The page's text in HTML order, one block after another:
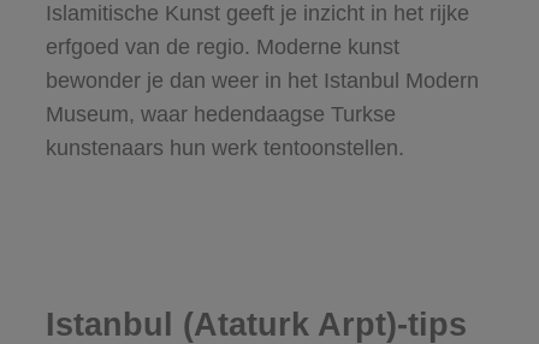
Islamitische Kunst geeft je inzicht in het rijke
erfgoed van de regio. Moderne kunst
bewonder je dan weer in het Istanbul Modern
Museum, waar hedendaagse Turkse
kunstenaars hun werk tentoonstellen.
Istanbul (Ataturk Arpt)-tips